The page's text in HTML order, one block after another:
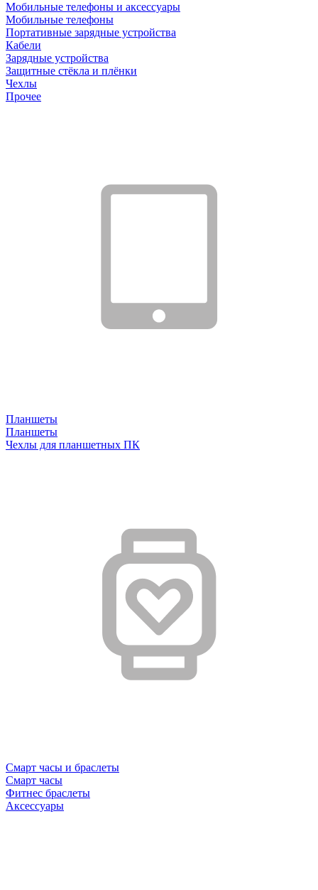
Мобильные телефоны и аксессуары
Мобильные телефоны
Портативные зарядные устройства
Кабели
Зарядные устройства
Защитные стёкла и плёнки
Чехлы
Прочее
Планшеты
Планшеты
Чехлы для планшетных ПК
Смарт часы и браслеты
Смарт часы
Фитнес браслеты
Аксессуары